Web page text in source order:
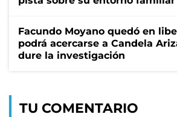
Facundo Moyano quedó en
podrá acercarse a Candela
dure la investigación
TU COMENTARIO